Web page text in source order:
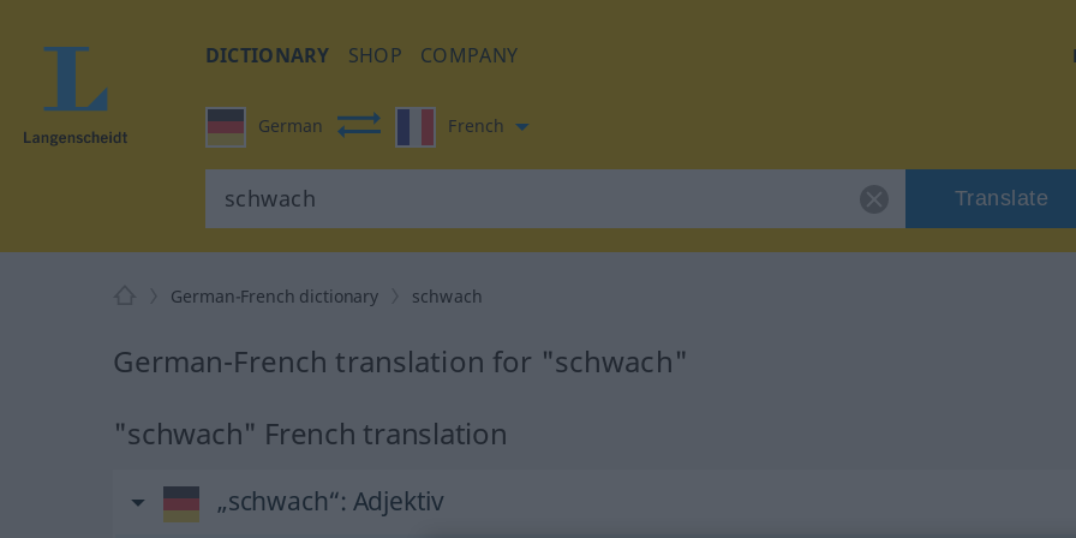
DICTIONARY SHOP COMPANY
German French
Translate
German-French dictionary schwach
German-French translation for "schwach"
"schwach" French translation
„schwach“: Adjektiv